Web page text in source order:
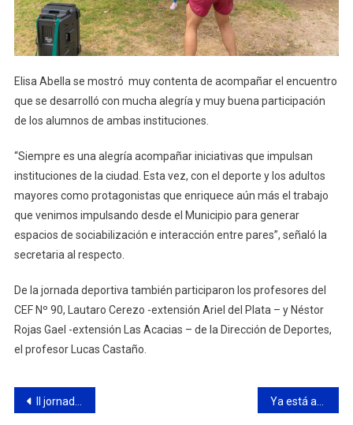
Elisa Abella se mostró muy contenta de acompañar el encuentro
que se desarrolló con mucha alegría y muy buena participación
de los alumnos de ambas instituciones.
“Siempre es una alegría acompañar iniciativas que impulsan
instituciones de la ciudad. Esta vez, con el deporte y los adultos
mayores como protagonistas que enriquece aún más el trabajo
que venimos impulsando desde el Municipio para generar
espacios de sociabilización e interacción entre pares”, señaló la
secretaria al respecto.
De la jornada deportiva también participaron los profesores del
CEF Nº 90, Lautaro Cerezo -extensión Ariel del Plata – y Néstor
Rojas Gael -extensión Las Acacias – de la Dirección de Deportes,
el profesor Lucas Castaño.
Navegación
II jornada provincial de Derecho de familia y Discapacidad Ya está abierta la inscripción al registro del Hogar Municipal de Discapacidad